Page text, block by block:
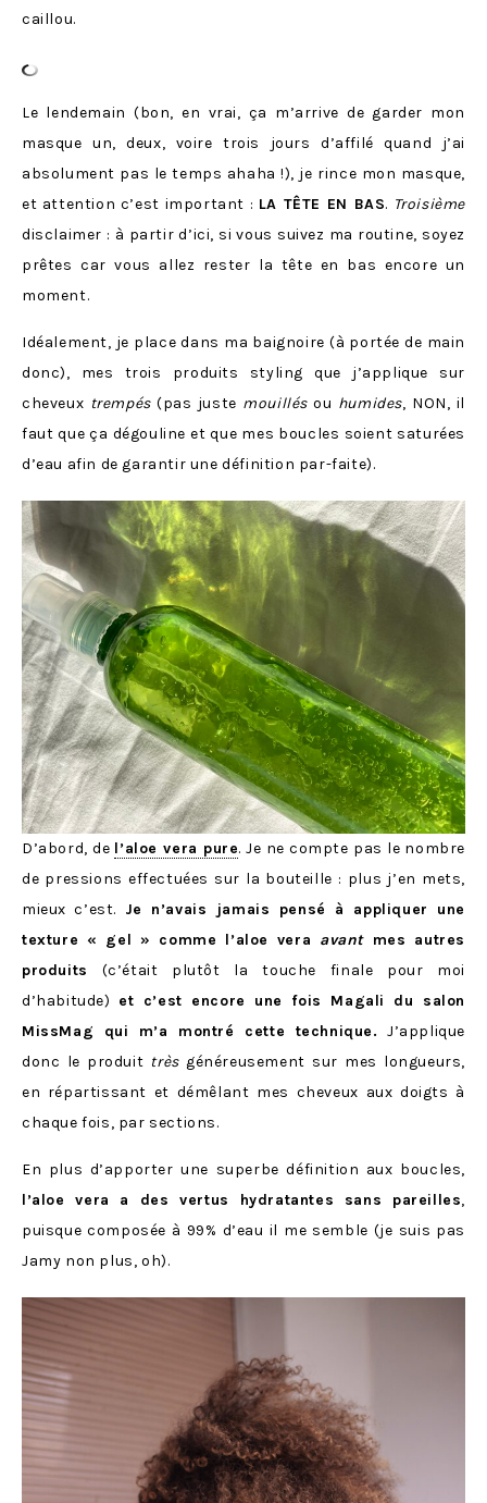
caillou.
Le lendemain (bon, en vrai, ça m’arrive de garder mon
masque un, deux, voire trois jours d’affilé quand j’ai
absolument pas le temps ahaha !), je rince mon masque,
et attention c’est important : LA TÊTE EN BAS. Troisième
disclaimer : à partir d’ici, si vous suivez ma routine, soyez
prêtes car vous allez rester la tête en bas encore un
moment.
Idéalement, je place dans ma baignoire (à portée de main
donc), mes trois produits styling que j’applique sur
cheveux trempés(pas juste mouillés ou humides, NON, il
faut que ça dégouline et que mes boucles soient saturées
d’eau afin de garantir une définition par-faite).
D’abord, de l’aloe vera pure. Je ne compte pas le nombre
de pressions effectuées sur la bouteille : plus j’en mets,
mieux c’est. Je n’avais jamais pensé à appliquer une
texture « gel » comme l’aloe vera avantmes autres
produits
(c’était plutôt la touche finale pour moi
d’habitude) et c’est encore une fois Magali du salon
MissMag qui m’a montré cette technique. J’applique
donc le produit trèsgénéreusement sur mes longueurs,
en répartissant et démêlant mes cheveux aux doigts à
chaque fois, par sections.
En plus d’apporter une superbe définition aux boucles,
l’aloe vera a des vertus hydratantes sans pareilles,
puisque composée à 99% d’eau il me semble (je suis pas
Jamy non plus, oh).